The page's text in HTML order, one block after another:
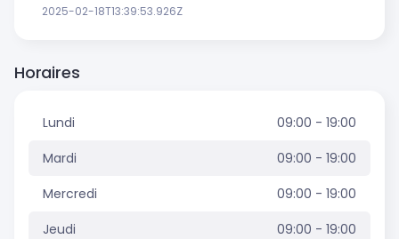
2025-02-18T13:39:53.926Z
Horaires
Lundi
09:00 - 19:00
Mardi
09:00 - 19:00
Mercredi
09:00 - 19:00
Jeudi
09:00 - 19:00